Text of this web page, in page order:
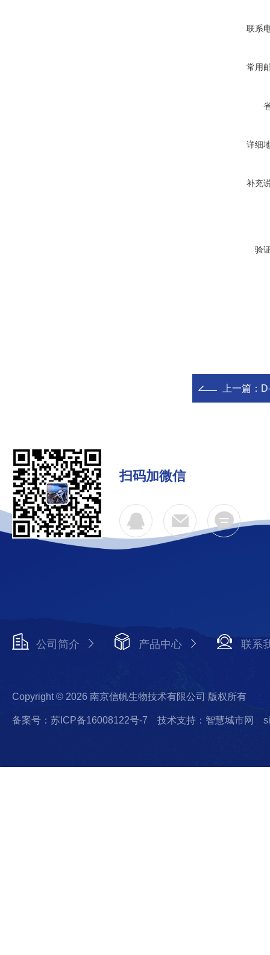
联系
常用
详细
补充
验
上一篇：
扫码加微信
公司简介 产品中心 联系
Copyright © 2026 南京信帆生物技术有限公司 版权所有
备案号：苏ICP备16008122号-7 技术支持：智慧城市网